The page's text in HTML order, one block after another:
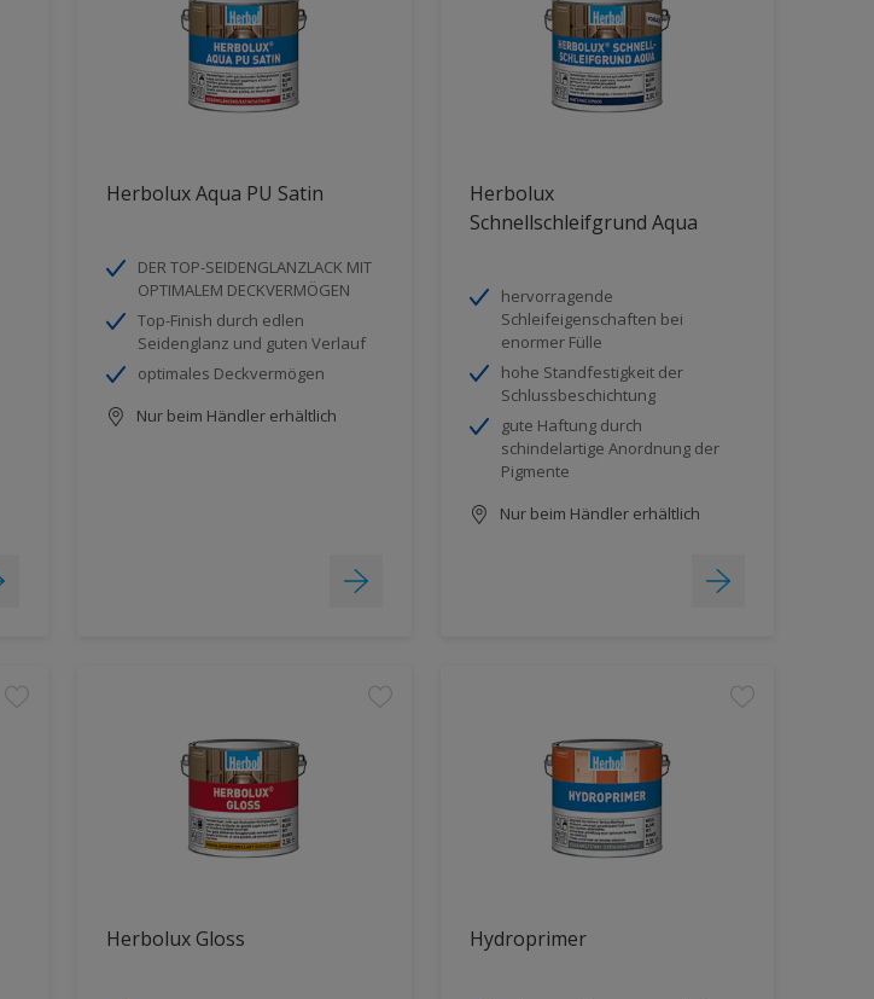
Herbolux Aqua PU Satin
DER TOP-SEIDENGLANZLACK MIT
OPTIMALEM DECKVERMÖGEN
Top-Finish durch edlen
Seidenglanz und guten Verlauf
optimales Deckvermögen
Nur beim Händler erhältlich
Herbolux
Schnellschleifgrund Aqua
hervorragende
Schleifeigenschaften bei
enormer Fülle
hohe Standfestigkeit der
Schlussbeschichtung
gute Haftung durch
schindelartige Anordnung der
Pigmente
Nur beim Händler erhältlich
Herbolux Gloss Hydroprimer